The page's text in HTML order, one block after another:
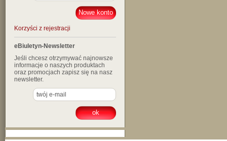
Korzyści z rejestracji
eBiuletyn-Newsletter
Jeśli chcesz otrzymywać najnowsze
informacje o naszych produktach
oraz promocjach zapisz się na nasz
newsletter.